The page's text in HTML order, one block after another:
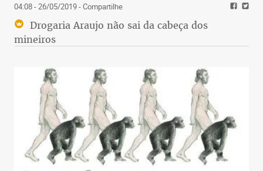
04:08 - 26/05/2019- Compartilhe
Drogaria Araujo não sai da cabeça dos
mineiros